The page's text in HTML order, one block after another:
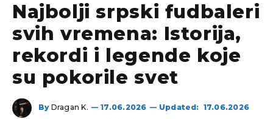
Najbolji srpski fudbaleri
svih vremena: Istorija,
rekordi i legende koje
su pokorile svet
By Dragan K. 17.06.2026 Updated: 17.06.2026